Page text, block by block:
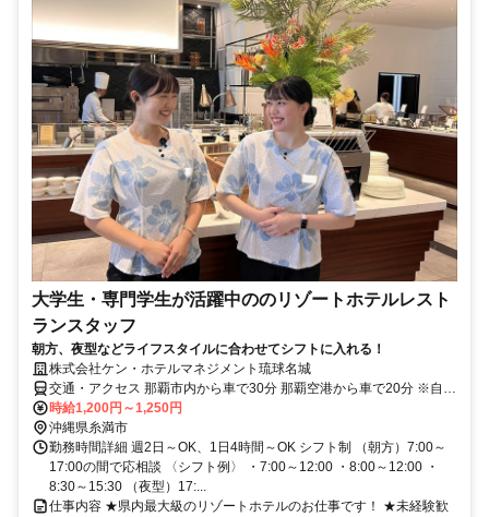
大学生・専門学生が活躍中ののリゾートホテルレスト
ランスタッフ
朝方、夜型などライフスタイルに合わせてシフトに入れる！
株式会社ケン・ホテルマネジメント琉球名城
交通・アクセス 那覇市内から車で30分 那覇空港から車で20分 ※自動
車・バイク通勤可
時給1,200円～1,250円
沖縄県糸満市
勤務時間詳細 週2日～OK、1日4時間～OK シフト制 （朝方）7:00～
17:00の間で応相談 〈シフト例〉 ・7:00～12:00 ・8:00～12:00 ・
8:30～15:30 （夜型）17:...
仕事内容 ★県内最大級のリゾートホテルのお仕事です！ ★未経験歓